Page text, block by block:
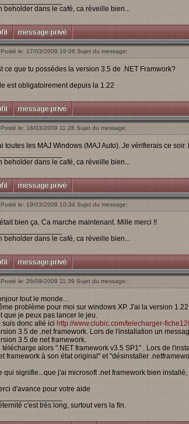
beholder dans le café, ca réveille bien...
Posté le: 17/03/2009 19:06 Sujet du message:
ce que tu possèdes la version 3.5 de .NET Framwork?
est obligatoirement depuis la 1.22
Posté le: 18/03/2009 11:28 Sujet du message:
toutes les MAJ Windows (MAJ Auto). Je vérifierais ce soir.
beholder dans le café, ca réveille bien...
Posté le: 19/03/2009 10:34 Sujet du message:
bien ça. Ca marche maintenant. Mille merci !!
beholder dans le café, ca réveille bien...
Posté le: 26/09/2009 11:39 Sujet du message:
tout le monde...
problème pour moi sur windows XP. J'ai la version
que je peux pas lancer le jeu.
suis donc allé ici http://www.clubic.com/telecharger-
3.5 de .net framework. Lors de l'installation un
3.5 de net framework.
télécharge alors ".NET framework v3.5 SP1" . Lors de
framework à son état original" et "désinstaller
qui signifie...que j'ai microsoft .net framework bien
d'avance pour votre aide
c'est très long, surtout vers la fin.